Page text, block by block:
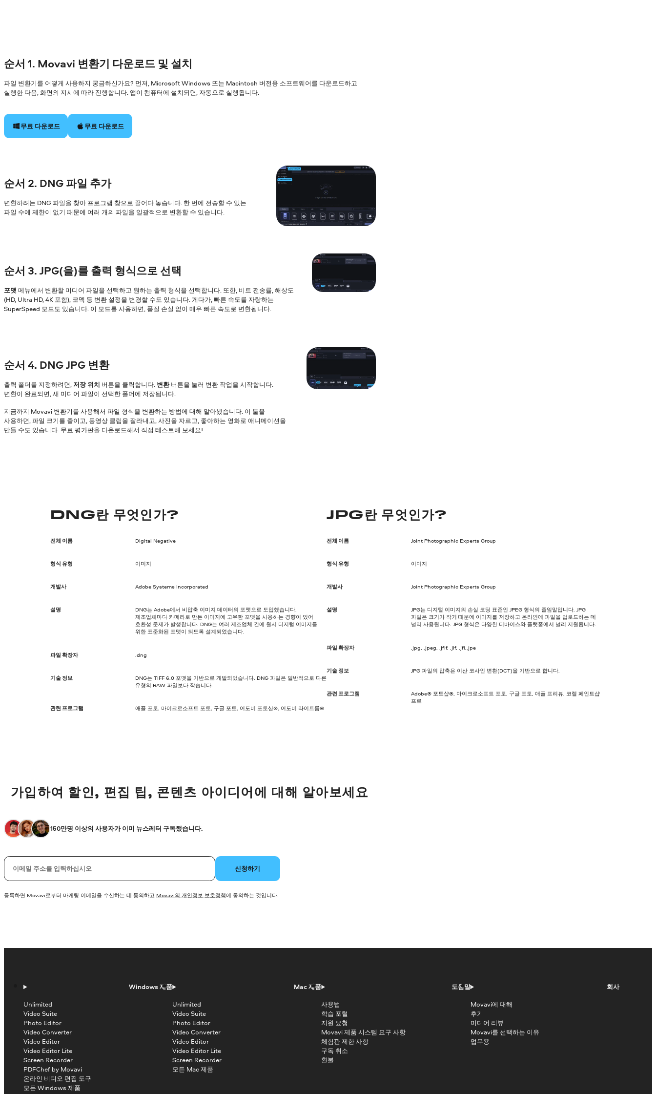
순서 1. Movavi 변환기 다운로드 및 설치
파일 변환기를 어떻게 사용하지 궁금하신가요? 먼저, Microsoft Windows 또는 Macintosh 버전용 소프트웨어를 다운로드하고
실행한 다음, 화면의 지시에 따라 진행합니다. 앱이 컴퓨터에 설치되면, 자동으로 실행됩니다.
무료 다운로드 무료 다운로드
순서 2. DNG 파일 추가
변환하려는 DNG 파일을 찾아 프로그램 창으로 끌어다 놓습니다. 한 번에 전송할 수 있는
파일 수에 제한이 없기 때문에 여러 개의 파일을 일괄적으로 변환할 수 있습니다.
순서 3. JPG(을)를 출력 형식으로 선택
포맷 메뉴에서 변환할 미디어 파일을 선택하고 원하는 출력 형식을 선택합니다. 또한, 비트 전송률, 해상도
(HD, Ultra HD, 4K 포함), 코덱 등 변환 설정을 변경할 수도 있습니다. 게다가, 빠른 속도를 자랑하는
SuperSpeed 모드도 있습니다. 이 모드를 사용하면, 품질 손실 없이 매우 빠른 속도로 변환됩니다.
순서 4. DNG JPG 변환
출력 폴더를 지정하려면, 저장 위치 버튼을 클릭합니다. 변환버튼을 눌러 변환 작업을 시작합니다.
변환이 완료되면, 새 미디어 파일이 선택한 폴더에 저장됩니다.
지금까지 Movavi 변환기를 사용해서 파일 형식을 변환하는 방법에 대해 알아봤습니다. 이 툴을
사용하면, 파일 크기를 줄이고, 동영상 클립을 잘라내고, 사진을 자르고, 좋아하는 영화로 애니메이션을
만들 수도 있습니다. 무료 평가판을 다운로드해서 직접 테스트해 보세요!
DNG란 무엇인가?
전체 이름 Digital Negative
형식 유형 이미지
개발사 Adobe Systems Incorporated
설명
DNG는 Adobe에서 비압축 이미지 데이터의 포맷으로 도입했습니다.
제조업체마다 카메라로 만든 이미지에 고유한 포맷을 사용하는 경향이 있어
호환성 문제가 발생합니다. DNG는 여러 제조업체 간에 원시 디지털 이미지를
위한 표준화된 포맷이 되도록 설계되었습니다.
파일 확장자 .dng
기술 정보
DNG는 TIFF 6.0 포맷을 기반으로 개발되었습니다. DNG 파일은 일반적으로 다른
유형의 RAW 파일보다 작습니다.
관련 프로그램 애플 포토, 마이크로소프트 포토, 구글 포토, 어도비 포토샵®, 어도비 라이트룸®
JPG란 무엇인가?
전체 이름 Joint Photographic Experts Group
형식 유형 이미지
개발사 Joint Photographic Experts Group
설명
JPG는 디지털 이미지의 손실 코딩 표준인 JPEG 형식의 줄임말입니다. JPG
파일은 크기가 작기 때문에 이미지를 저장하고 온라인에 파일을 업로드하는 데
널리 사용됩니다. JPG 형식은 다양한 디바이스와 플랫폼에서 널리 지원됩니다.
파일 확장자 .jpg, .jpeg, .jfif, .jif, .jfi,.jpe
기술 정보 JPG 파일의 압축은 이산 코사인 변환(DCT)을 기반으로 합니다.
관련 프로그램
Adobe® 포토샵®, 마이크로소프트 포토, 구글 포토, 애플 프리뷰, 코렐 페인트샵
프로
가입하여 할인, 편집 팁, 콘텐츠 아이디어에 대해 알아보세요
150만명 이상의 사용자가 이미 뉴스레터 구독했습니다.
이메일 신청하기
등록하면 Movavi로부터 마케팅 이메일을 수신하는 데 동의하고 Movavi의 개인정보 보호정책에 동의하는 것입니다.
Windows 제품
Unlimited
Video Suite
Photo Editor
Video Converter
Video Editor
Video Editor Lite
Screen Recorder
PDFChef by Movavi
온라인 비디오 편집 도구
모든 Windows 제품
Mac 제품
Unlimited
Video Suite
Photo Editor
Video Converter
Video Editor
Video Editor Lite
Screen Recorder
모든 Mac 제품
도움말
사용법
학습 포털
지원 요청
Movavi 제품 시스템 요구 사항
체험판 제한 사항
구독 취소
환불
회사
Movavi에 대해
후기
미디어 리뷰
Movavi를 선택하는 이유
업무용